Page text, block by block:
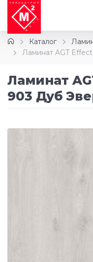
Каталог
Ламинат AGT
Ламинат
903 Дуб